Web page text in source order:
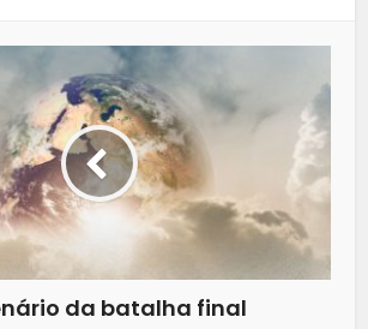
da batalha final